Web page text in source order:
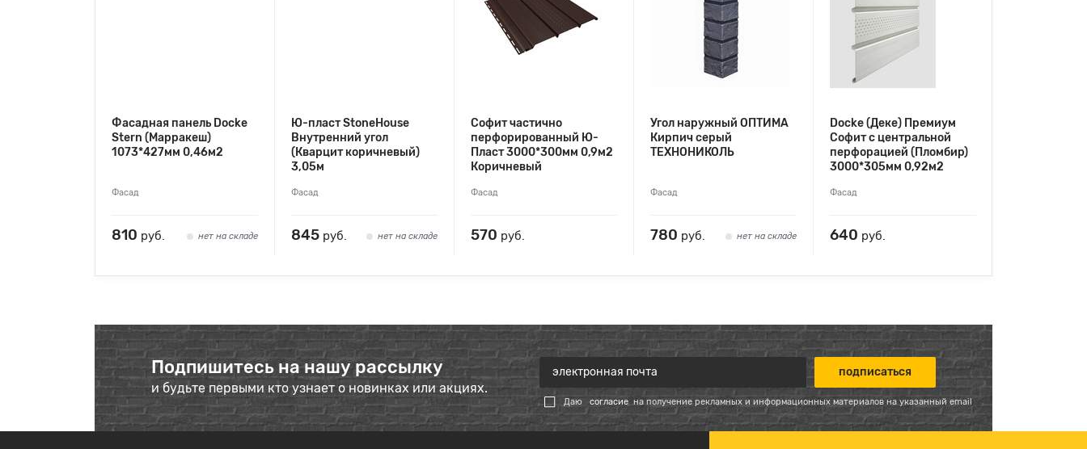
Фасадная панель Docke
Stern (Марракеш)
1073*427мм 0,46м2
Фасад
810 руб. нет на складе
Ю-пласт StoneHouse
Внутренний угол
(Кварцит коричневый)
3,05м
Фасад
845 руб. нет на складе
Софит частично
перфорированный Ю-
Пласт 3000*300мм 0,9м2
Коричневый
Фасад
570 руб.
Угол наружный ОПТИМА
Кирпич серый
ТЕХНОНИКОЛЬ
Фасад
780 руб. нет на складе
Docke (Деке) Премиум
Софит с центральной
перфорацией (Пломбир)
3000*305мм 0,92м2
Фасад
640 руб.
Подпишитесь на нашу рассылку
и будьте первыми кто узнает о новинках или акциях.
Даю согласие на получение рекламных и информационных материалов на указанный email